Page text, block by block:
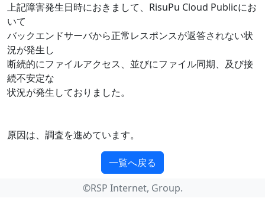
上記障害発生日時におきまして、RisuPu Cloud Publicにお
いて
バックエンドサーバから正常レスポンスが返答されない状
況が発生し
断続的にファイルアクセス、並びにファイル同期、及び接
続不安定な
状況が発生しておりました。
原因は、調査を進めています。
一覧へ戻る
©️RSP Internet, Group.